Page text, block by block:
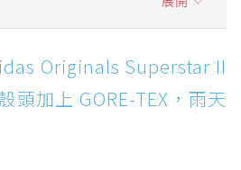
Originals Superstar II
頭加上 GORE-TEX，雨天街
Balance Hierro v9 GORE-
Originals Superstar II
頭加上 GORE-TEX，雨天